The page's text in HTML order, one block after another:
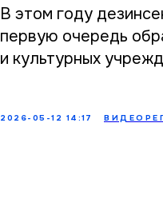
В этом году
первую очередь
и культурных
2026-05-12 14:17